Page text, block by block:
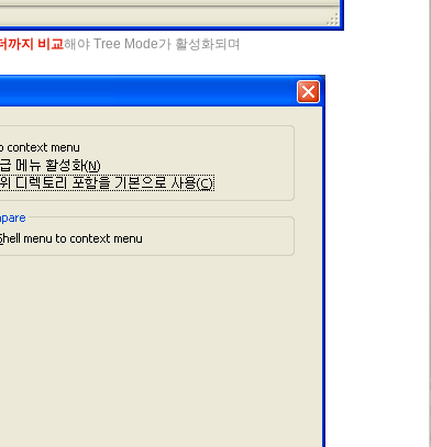
까지 비교해야 Tree Mode가 활성화되며